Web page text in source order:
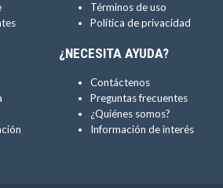
Términos de uso
Política de privacidad
¿NECESITA AYUDA?
Contáctenos
Preguntas frecuentes
¿Quiénes somos?
Información de interés